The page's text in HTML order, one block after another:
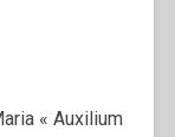
« Auxilium